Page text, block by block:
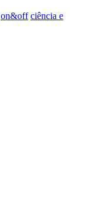
on&off ciência e